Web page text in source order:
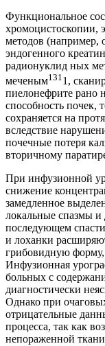
Функциональное
хромоцистоскопии,
методов (например,
эндогенного
радионуклид ных
меченым1311,
пиелонефрите рано
способность почек,
сохраняется на
вследствие
почечные потеря
вторичному
При инфузионной
снижение
замедленное
локальные спазмы
последующем
и лоханки
грибовидную
Инфузионная
больных с
диагностически
Однако при
отрицательные
процесса, так как
непораженной